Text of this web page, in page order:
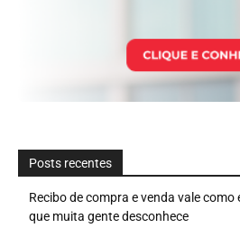
Posts recentes
Recibo de compra e venda vale
que muita gente desconhece